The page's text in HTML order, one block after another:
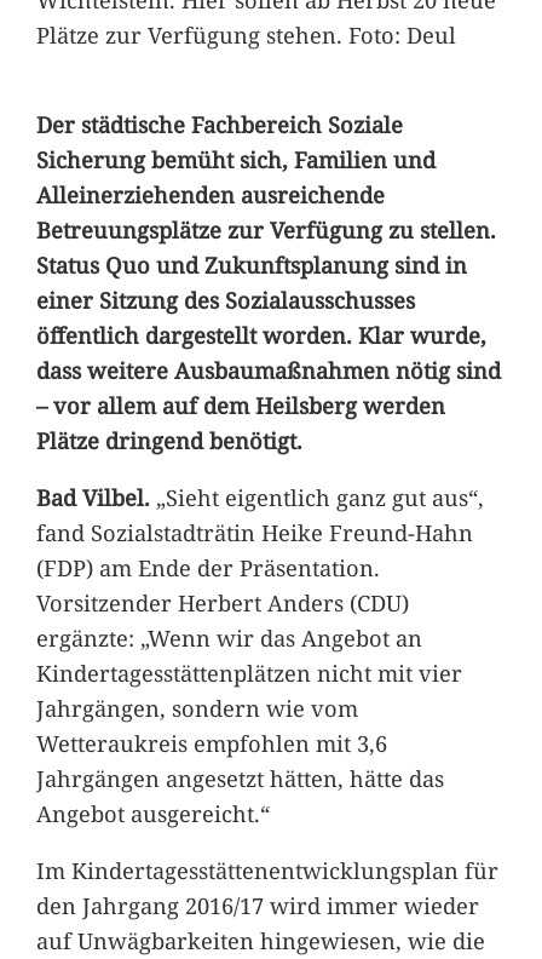
Plätze zur Verfügung stehen. Foto: Deul
Der städtische Fachbereich Soziale
Sicherung bemüht sich, Familien und
Alleinerziehenden ausreichende
Betreuungsplätze zur Verfügung zu stellen.
Status Quo und Zukunftsplanung sind in
einer Sitzung des Sozialausschusses
öffentlich dargestellt worden. Klar wurde,
dass weitere Ausbaumaßnahmen nötig sind
– vor allem auf dem Heilsberg werden
Plätze dringend benötigt.
Bad Vilbel.„Sieht eigentlich ganz gut aus“,
fand Sozialstadträtin Heike Freund-Hahn
(FDP) am Ende der Präsentation.
Vorsitzender Herbert Anders (CDU)
ergänzte: „Wenn wir das Angebot an
Kindertagesstättenplätzen nicht mit vier
Jahrgängen, sondern wie vom
Wetteraukreis empfohlen mit 3,6
Jahrgängen angesetzt hätten, hätte das
Angebot ausgereicht.“
Im Kindertagesstättenentwicklungsplan für
den Jahrgang 2016/17 wird immer wieder
auf Unwägbarkeiten hingewiesen, wie die